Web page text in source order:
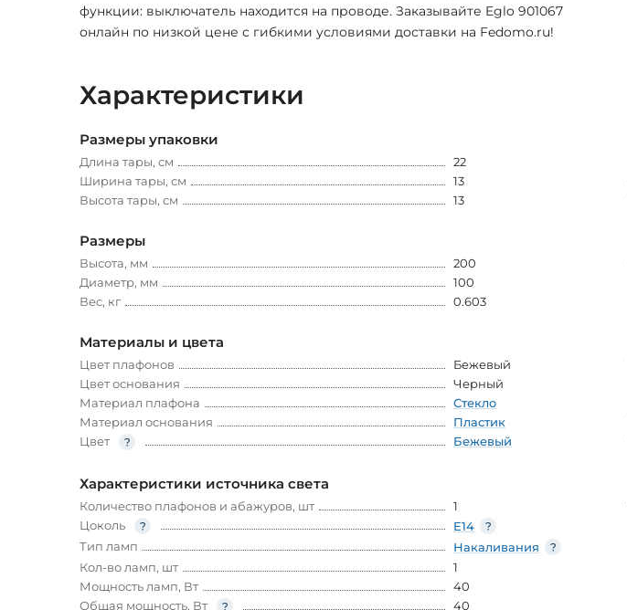
функции: выключатель находится на проводе. Заказывайте Eglo 901067
онлайн по низкой цене с гибкими условиями доставки на Fedomo.ru!
Характеристики
Размеры упаковки
Длина тары, см
22
Ширина тары, см
13
Высота тары, см
13
Размеры
Высота, мм
200
Диаметр, мм
100
Вес, кг
0.603
Материалы и цвета
Цвет плафонов
Бежевый
Цвет основания
Черный
Материал плафона
Стекло
Материал основания
Пластик
Цвет
Бежевый
Характеристики источника света
Количество плафонов и абажуров, шт
1
Цоколь
E14
Тип ламп
Накаливания
Кол-во ламп, шт
1
Мощность ламп, Вт
40
Общая мощность, Вт
40